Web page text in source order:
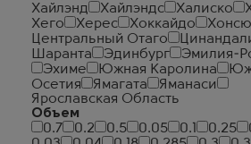
Хайлэнд
Хайлэндс Халиско
Хего
Херес Хоккайдо
Хонсю
Центральный Отаго
Шаранта
Эдинбург
Эмилия-
Эхиме
Южная Каролина
Осетия
Ямагата
Яманаси
Ярославская Область
Объем
0.7
0.2 0.5 0.05 0.1 0.25